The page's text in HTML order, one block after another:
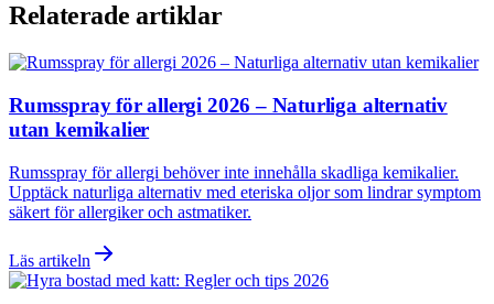
Relaterade artiklar
Rumsspray för allergi 2026 – Naturliga alternativ
utan kemikalier
Rumsspray för allergi behöver inte innehålla skadliga kemikalier.
Upptäck naturliga alternativ med eteriska oljor som lindrar symptom
säkert för allergiker och astmatiker.
Läs artikeln